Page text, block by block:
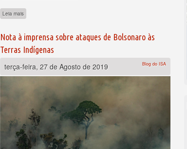
Leia mais
Nota à imprensa sobre ataques de Bolsonaro às
Terras Indígenas
terça-feira, 27 de Agosto de 2019
Blog do ISA